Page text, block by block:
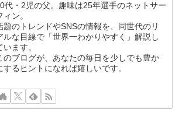
代・2児の父。趣味は25年選手のネットサー
ィン。
題のトレンドやSNSの情報を、同世代のリ
ルな目線で「世界一わかりやすく」解説し
います。
のブログが、あなたの毎日を少しでも豊か
するヒントになれば嬉しいです。